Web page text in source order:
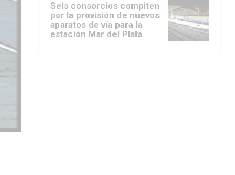
Seis consorcios compiten
por la provisión de nuevos
aparatos de vía para la
estación Mar del Plata